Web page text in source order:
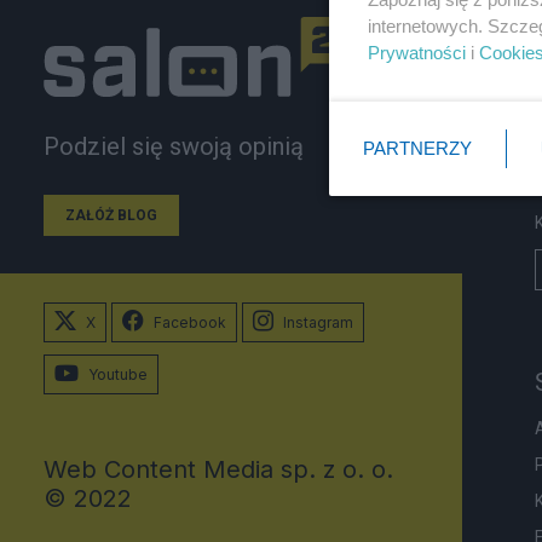
Podziel się swoją opinią
ZAŁÓŻ BLOG
X Facebook Instagram
Youtube
Web Content Media sp. z o. o.
© 2022
internetowych.
Prywatności i Cookies
PARTNERZY